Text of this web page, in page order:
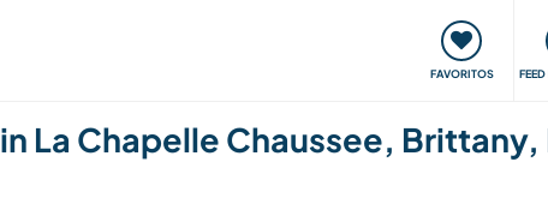
FAVORITOS
Viaje e aprenda
La Chapelle Chaussee, Brittany,